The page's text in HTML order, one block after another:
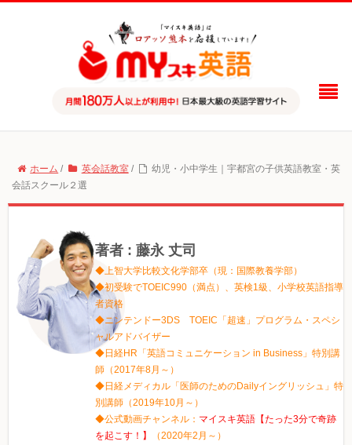
ホーム / 英会話教室 /
幼児・小中学生｜宇都宮の子供英語教室・英
会話スクール２選
著者 : 藤永 丈司
◆上智大学比較文化学部卒（現：国際教養学部）
◆初受験でTOEIC990（満点）、英検1級、小学校英語指導
者資格
◆ニンテンドー3DS TOEIC「超速」プログラム・スペシ
ャルアドバイザー
◆日経HR「英語コミュニケーション in Business」特別講
師（2017年8月～）
◆日経メディカル「医師のためのDailyイングリッシュ」特
別講師（2019年10月～）
◆公式動画チャンネル： マイスキ英語【たった3分で奇跡
を起こす！】
（2020年2月～）